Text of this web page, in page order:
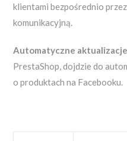
klientami bezpośrednio
komunikacyjną.
Automatyczne aktualizacje
PrestaShop, dojdzie do
o produktach na Facebooku.